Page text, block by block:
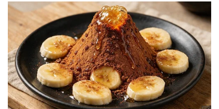
சுரைக்காய் ஒரு கிலோ 25 ரூபாய்க்கும்,
பட்டர் பீன்ஸ் ஒரு கிலோ 65 ரூபாய்க்கும்,
அவரைக்காய் ஒரு கிலோ 35 ரூபாய்க்கும்,
முட்டைக்கோஸ் ஒரு கிலோ 15 ரூபாய்க்கும்,
கேரட் ஒரு கிலோ 60 ரூபாய்க்கும்
விற்பனையாகிறது.